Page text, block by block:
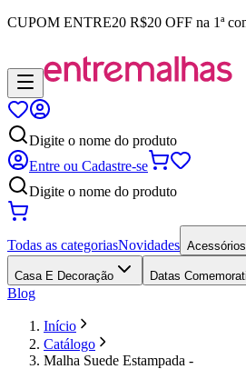
CUPOM ENTRE20 R$20 OFF na 1ª
Digite o nome do produto
Entre ou Cadastre-se
Digite o nome do produto
Todas as categoriasNovidades Acessórios
Casa E Decoração Datas
Blog
Início
Catálogo
Malha Suede Estampada -